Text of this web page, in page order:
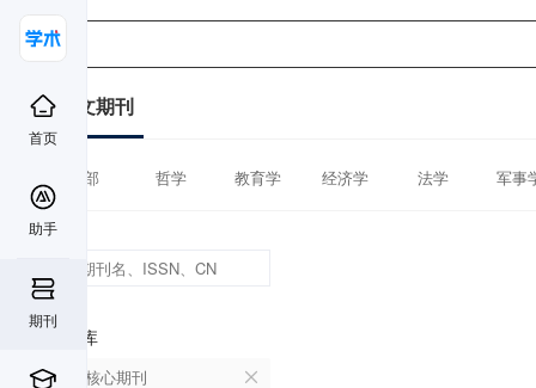
首页
助手
期刊
中文期刊
全部 哲学 教育学 经济学 法学 军事
数据库
北大核心期刊